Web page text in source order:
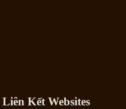
Liên Kết Websites